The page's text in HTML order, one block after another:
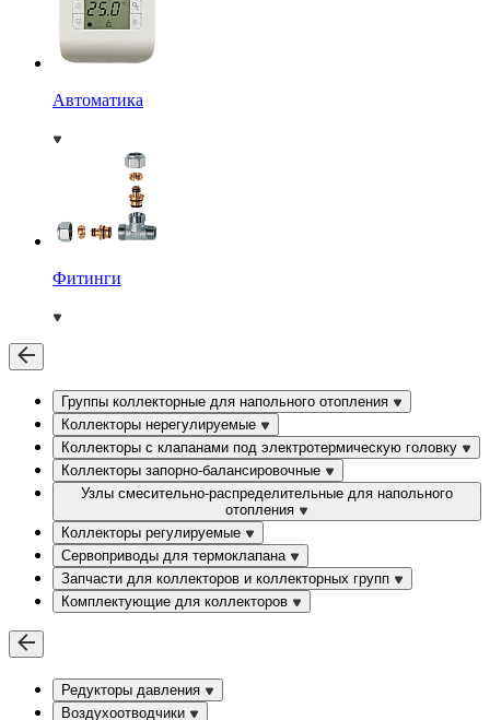
Автоматика
Фитинги
Группы коллекторные для напольного отопления
Коллекторы нерегулируемые
Коллекторы с клапанами под электротермическую головку
Коллекторы запорно-балансировочные
Узлы смесительно-распределительные для напольного
отопления
Коллекторы регулируемые
Сервоприводы для термоклапана
Запчасти для коллекторов и коллекторных групп
Комплектующие для коллекторов
Редукторы давления
Воздухоотводчики